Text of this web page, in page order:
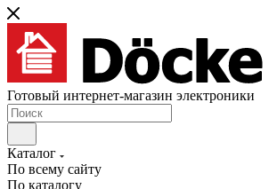
Готовый интернет-магазин электроники
Каталог
По всему сайту
По каталогу